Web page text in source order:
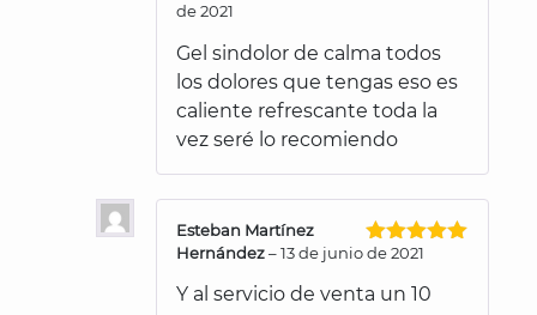
de 2021
Gel sindolor de calma todos
los dolores que tengas eso es
caliente refrescante toda la
vez seré lo recomiendo
Valorado
Esteban Martínez
Hernández–13 de junio de 2021
Y al servicio de venta un 10